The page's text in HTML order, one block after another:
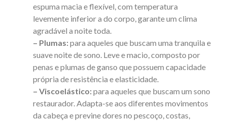
espuma macia e flexível, com temperatura
levemente inferior a do corpo, garante um clima
agradável a noite toda.
– Plumas:para aqueles que buscam uma tranquila e
suave noite de sono. Leve e macio, composto por
penas e plumas de ganso que possuem capacidade
própria de resistência e elasticidade.
– Viscoelástico:para aqueles que buscam um sono
restaurador. Adapta-se aos diferentes movimentos
da cabeça e previne dores no pescoço, costas,